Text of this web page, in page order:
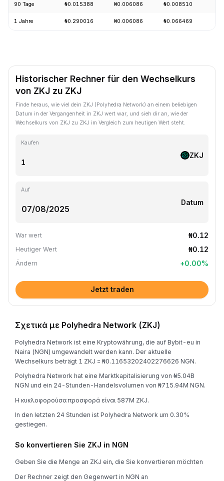
90 Tage ₦0.015388 ₦0.006086 ₦0.008510
1 Jahre ₦0.290016 ₦0.006086 ₦0.066469
Historischer Rechner für den Wechselkurs
von ZKJ zu ZKJ
Finde heraus, wie viel dein ZKJ (Polyhedra Network) an einem beliebigen
Datum in der Vergangenheit in ZKJ wert war, und sieh dir an, wie der
Wechselkurs von ZKJ zu ZKJ im Vergleich zum heutigen Wert steht.
Kaufen
ZKJ
Auf
Datum
War wert ₦0.12
Heutiger Wert ₦0.12
Ändern +0.00%
Jetzt traden
Σχετικά με Polyhedra Network (ZKJ)
Polyhedra Network ist eine Kryptowährung, die auf Bybit-eu in
Naira (NGN) umgewandelt werden kann. Der aktuelle
Wechselkurs beträgt 1 ZKJ = ₦0.11653202402276626 NGN.
Polyhedra Network hat eine Marktkapitalisierung von ₦5.04B
NGN und ein 24-Stunden-Handelsvolumen von ₦715.94M NGN.
Η κυκλοφορούσα προσφορά είναι 587M ZKJ.
In den letzten 24 Stunden ist Polyhedra Network um 0.30%
gestiegen.
So konvertieren Sie ZKJ in NGN
Geben Sie die Menge an ZKJ ein, die Sie konvertieren möchten
Der Rechner zeigt den Gegenwert in NGN an